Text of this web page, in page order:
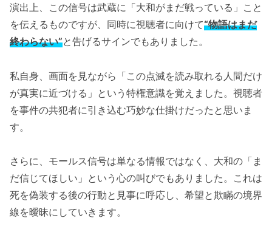
演出上、この信号は武蔵に「大和がまだ戦っている」こと
を伝えるものですが、同時に視聴者に向けて“物語はまだ
終わらない”と告げるサインでもありました。
私自身、画面を見ながら「この点滅を読み取れる人間だけ
が真実に近づける」という特権意識を覚えました。視聴者
を事件の共犯者に引き込む巧妙な仕掛けだったと思いま
す。
さらに、モールス信号は単なる情報ではなく、大和の「ま
だ信じてほしい」という心の叫びでもありました。これは
死を偽装する後の行動と見事に呼応し、希望と欺瞞の境界
線を曖昧にしていきます。